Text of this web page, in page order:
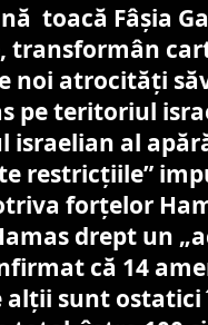
toacă Fâșia
transformân
noi atrocități
pe teritoriul
israelian al
restricțiile”
forțelor
drept un
că 14
sunt ostatici